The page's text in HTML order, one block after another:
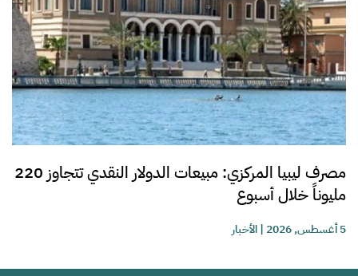
مصرف ليبيا المركزي: مبيعات الدولار النقدي تتجاوز 220
مليوناً خلال أسبوع
5 أغسطس, 2026 |الأخبار